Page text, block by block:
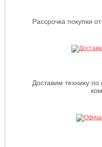
Рассрочка покупки
Доставим технику по